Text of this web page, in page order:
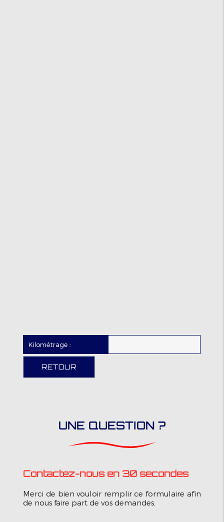
Kilométrage :
RETOUR
UNE QUESTION ?
Contactez-nous en 30 secondes
Merci de bien vouloir remplir ce formulaire afin
de nous faire part de vos demandes.